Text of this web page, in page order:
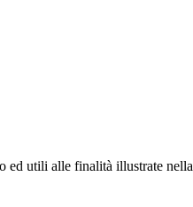
ed utili alle finalità illustrate nella